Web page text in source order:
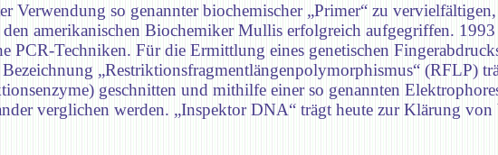
so genannter biochemischer „Primer“ zu
amerikanischen Biochemiker Mullis erfolgreich aufgegriffen.
PCR-Techniken. Für die Ermittlung eines genetischen
„Restriktionsfragmentlängenpolymorphismus“ (RFLP)
geschnitten und mithilfe einer so genannten
verglichen werden. „Inspektor DNA“ trägt heute zur Klärung von